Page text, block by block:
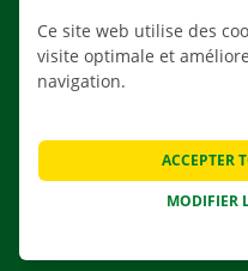
Ce site web utilise des
visite optimale et
navigation.
MODIFIER
ACCEPTER